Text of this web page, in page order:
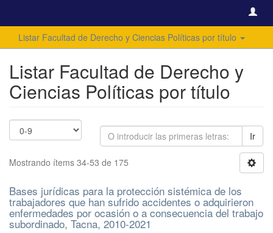
Listar Facultad de Derecho y Ciencias Políticas por título
Listar Facultad de Derecho y
Ciencias Políticas por título
Ir
Mostrando ítems 34-53 de 175
Bases jurídicas para la protección sistémica de los
trabajadores que han sufrido accidentes o adquirieron
enfermedades por ocasión o a consecuencia del trabajo
subordinado, Tacna, 2010-2021